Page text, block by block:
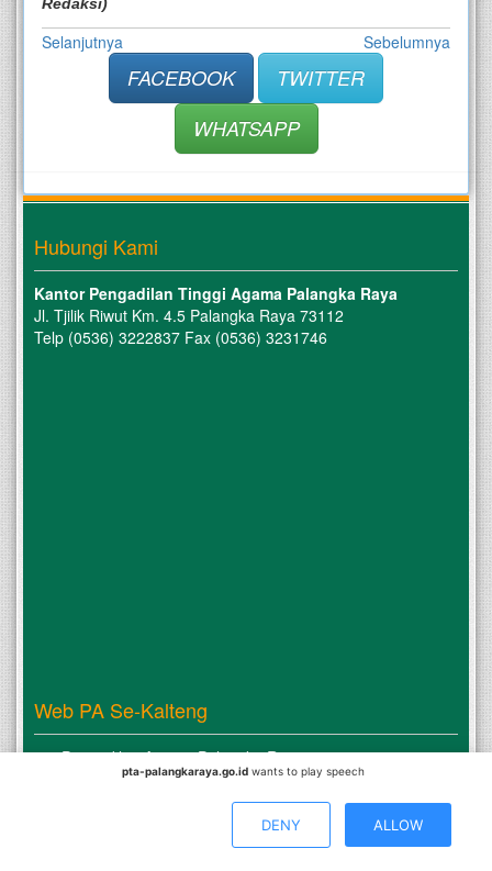
Selanjutnya Sebelumnya
FACEBOOK
TWITTER
WHATSAPP
Hubungi Kami
Kantor Pengadilan Tinggi Agama Palangka Raya
Jl. Tjilik Riwut Km. 4.5 Palangka Raya 73112
Telp (0536) 3222837 Fax (0536) 3231746
Web PA Se-Kalteng
Pengadilan Agama Palangka Raya
Pengadilan Agama Muara Teweh
pta-palangkaraya.go.id wants to play speech
DENY ALLOW